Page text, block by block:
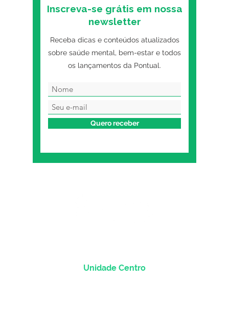
Inscreva-se grátis em nossa
newsletter
Receba dicas e conteúdos atualizados
sobre saúde mental, bem-estar e todos
os lançamentos da Pontual.
Quero receber
Unidade Centro